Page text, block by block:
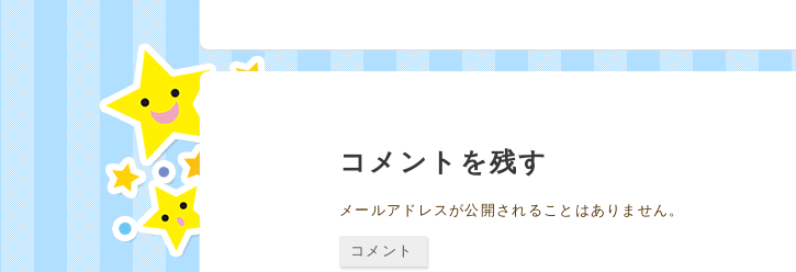
コメントを残す
メールアドレスが公開されることはありません。
コメント